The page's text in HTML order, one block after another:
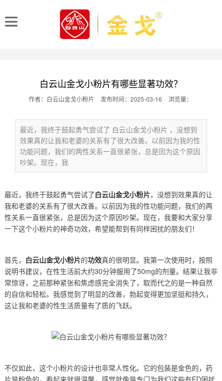
白云山金戈小粉片有哪些显著功效？
作者：白云山金戈小粉片 发布时间：2025-03-16 浏览量：
最近，我终于鼓起勇气尝试了 白云山金戈小粉片 ，没想到
效果真的让我和老婆的关系有了很大改善。以前因为我的性
功能问题，我们的两性关系一直很紧张，总是因为这个原因
吵架。现在，我
最近，我终于鼓起勇气尝试了白云山金戈小粉片，没想到效果真的让
我和老婆的关系有了很大改善。以前因为我的性功能问题，我们的两
性关系一直很紧张，总是因为这个原因吵架。现在，我要和大家分享
一下这个小粉片的神奇功效，希望能帮到有同样困扰的朋友们！
首先， 白云山金戈小粉片的功效真的很明显。我第一次使用时，按照
说明书建议，在性生活前大约30分钟服用了50mg的剂量。结果让我非
常惊讶，之前那种紧张和焦虑感完全消失了，取而代之的是一种自然
的自信和轻松。我感觉到了明显的改善，勃起变得更加坚挺和持久，
这让我和老婆的性生活质量有了质的飞跃。
不仅如此，这个小粉片的设计也非常人性化。它的包装是金色的，药
片是粉色的，看起来就很温馨，感觉就像是专门为我们这些有ED困扰